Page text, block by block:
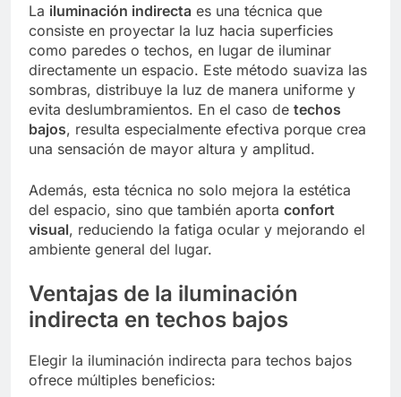
La iluminación indirecta es una técnica que
consiste en proyectar la luz hacia superficies
como paredes o techos, en lugar de iluminar
directamente un espacio. Este método suaviza las
sombras, distribuye la luz de manera uniforme y
evita deslumbramientos. En el caso de techos
bajos, resulta especialmente efectiva porque crea
una sensación de mayor altura y amplitud.
Además, esta técnica no solo mejora la estética
del espacio, sino que también aporta confort
visual, reduciendo la fatiga ocular y mejorando el
ambiente general del lugar.
Ventajas de la iluminación
indirecta en techos bajos
Elegir la iluminación indirecta para techos bajos
ofrece múltiples beneficios: